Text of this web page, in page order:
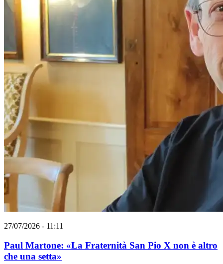
27/07/2026 - 11:11
Paul Martone: «La Fraternità San Pio X non è altro
che una setta»